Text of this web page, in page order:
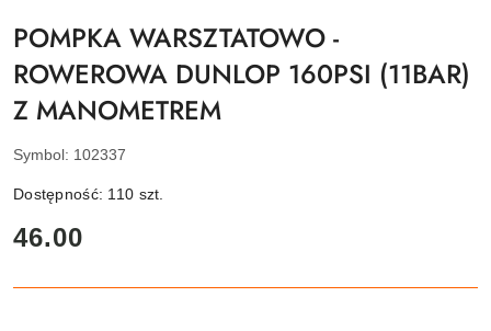
POMPKA WARSZTATOWO -
ROWEROWA DUNLOP 160PSI (11BAR)
Z MANOMETREM
Symbol: 102337
Dostępność: 110 szt.
cena:
46.00